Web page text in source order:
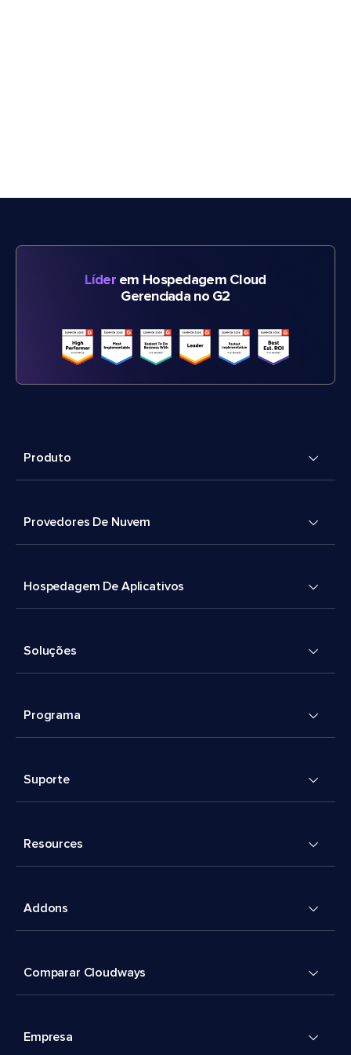
Líderem Hospedagem Cloud
Gerenciada no G2
Produto
Provedores De Nuvem
Hospedagem De Aplicativos
Soluções
Programa
Suporte
Resources
Addons
Comparar Cloudways
Empresa